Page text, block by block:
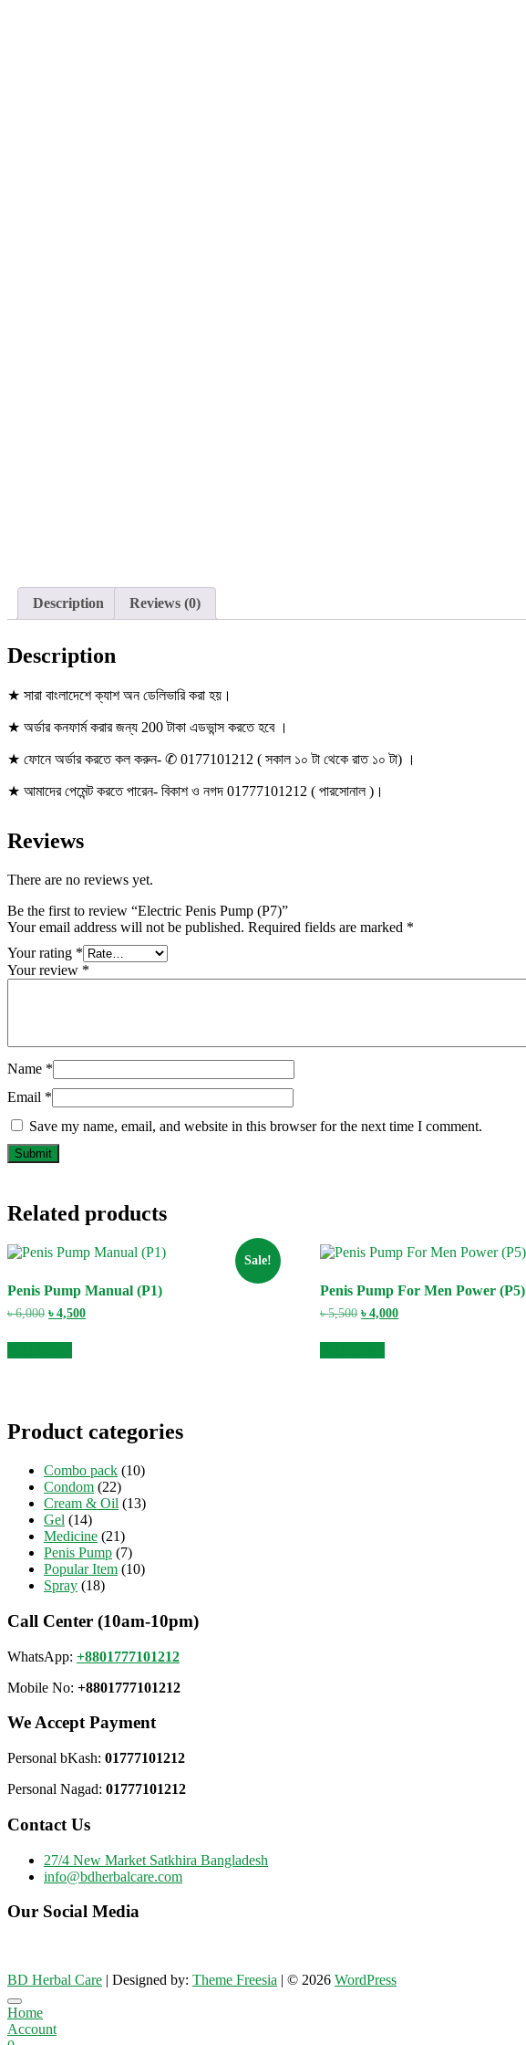
Description Reviews (0)
Description
★ সারা বাংলাদেশে ক্যাশ অন ডেলিভারি করা হয়।
★ অর্ডার কনফার্ম করার জন্য 200 টাকা এডভান্স করতে হবে ।
★ ফোনে অর্ডার করতে কল করুন- ✆ 0177101212 ( সকাল ১০ টা থেকে রাত ১০ টা) ।
★ আমাদের পেমেন্ট করতে পারেন- বিকাশ ও নগদ 01777101212 ( পারসোনাল )।
Reviews
There are no reviews yet.
Be the first to review “Electric Penis Pump (P7)”
Your email address will not be published. Required fields are marked *
Your rating *
Your review *
Name *
Email *
Save my name, email, and website in this browser for the next time I comment.
Related products
Sale!
Penis Pump Manual (P1)
৳6,000 Original
was:
৳ 6,000.
৳ 4,500Current
Penis Pump For Men Power (P5)
৳5,500 Original
was:
৳ 5,500.
৳4,000Current
Product categories
Combo pack (10)
Condom (22)
Cream & Oil (13)
Gel (14)
Medicine (21)
Penis Pump (7)
Popular Item (10)
Spray (18)
Call Center (10am-10pm)
WhatsApp: +8801777101212
Mobile No: +8801777101212
We Accept Payment
Personal bKash: 01777101212
Personal Nagad: 01777101212
Contact Us
27/4 New Market Satkhira Bangladesh
info@bdherbalcare.com
Our Social Media
BD Herbal Care | Designed by: Theme Freesia | © 2026 WordPress
Go
to
top
Home
Account